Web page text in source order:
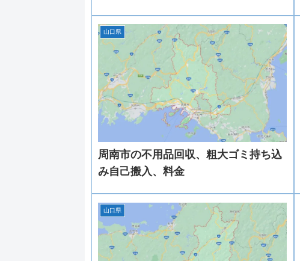
山口県
周南市の不用品回収、粗大ゴミ持ち込
み自己搬入、料金
山口県